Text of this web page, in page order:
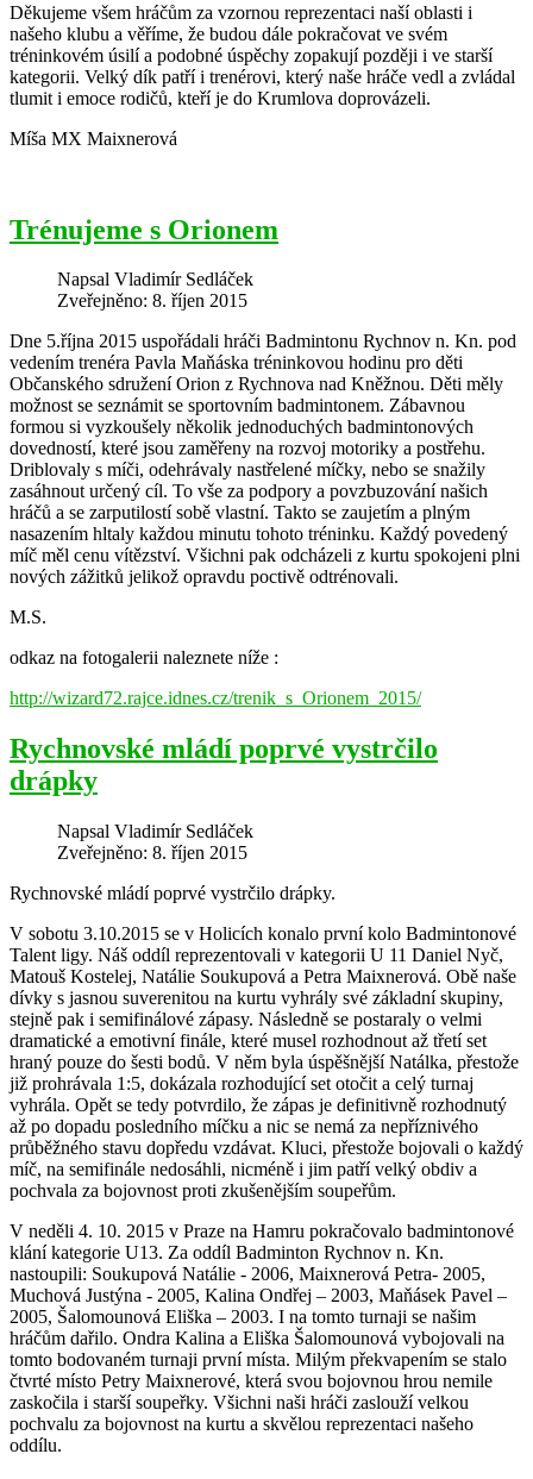
Děkujeme všem hráčům za vzornou reprezentaci naší oblasti i
našeho klubu a věříme, že budou dále pokračovat ve svém
tréninkovém úsilí a podobné úspěchy zopakují později i ve starší
kategorii. Velký dík patří i trenérovi, který naše hráče vedl a zvládal
tlumit i emoce rodičů, kteří je do Krumlova doprovázeli.
Míša MX Maixnerová
Trénujeme s Orionem
Napsal Vladimír Sedláček
Zveřejněno: 8. říjen 2015
Dne 5.října 2015 uspořádali hráči Badmintonu Rychnov n. Kn. pod
vedením trenéra Pavla Maňáska tréninkovou hodinu pro děti
Občanského sdružení Orion z Rychnova nad Kněžnou. Děti měly
možnost se seznámit se sportovním badmintonem. Zábavnou
formou si vyzkoušely několik jednoduchých badmintonových
dovedností, které jsou zaměřeny na rozvoj motoriky a postřehu.
Driblovaly s míči, odehrávaly nastřelené míčky, nebo se snažily
zasáhnout určený cíl. To vše za podpory a povzbuzování našich
hráčů a se zarputilostí sobě vlastní. Takto se zaujetím a plným
nasazením hltaly každou minutu tohoto tréninku. Každý povedený
míč měl cenu vítězství. Všichni pak odcházeli z kurtu spokojeni plni
nových zážitků jelikož opravdu poctivě odtrénovali.
M.S.
odkaz na fotogalerii naleznete níže :
http://wizard72.rajce.idnes.cz/trenik_s_Orionem_2015/
Rychnovské mládí poprvé vystrčilo
drápky
Napsal Vladimír Sedláček
Zveřejněno: 8. říjen 2015
Rychnovské mládí poprvé vystrčilo drápky.
V sobotu 3.10.2015 se v Holicích konalo první kolo Badmintonové
Talent ligy. Náš oddíl reprezentovali v kategorii U 11 Daniel Nyč,
Matouš Kostelej, Natálie Soukupová a Petra Maixnerová. Obě naše
dívky s jasnou suverenitou na kurtu vyhrály své základní skupiny,
stejně pak i semifinálové zápasy. Následně se postaraly o velmi
dramatické a emotivní finále, které musel rozhodnout až třetí set
hraný pouze do šesti bodů. V něm byla úspěšnější Natálka, přestože
již prohrávala 1:5, dokázala rozhodující set otočit a celý turnaj
vyhrála. Opět se tedy potvrdilo, že zápas je definitivně rozhodnutý
až po dopadu posledního míčku a nic se nemá za nepříznivého
průběžného stavu dopředu vzdávat. Kluci, přestože bojovali o každý
míč, na semifinále nedosáhli, nicméně i jim patří velký obdiv a
pochvala za bojovnost proti zkušenějším soupeřům.
V neděli 4. 10. 2015 v Praze na Hamru pokračovalo badmintonové
klání kategorie U13. Za oddíl Badminton Rychnov n. Kn.
nastoupili: Soukupová Natálie - 2006, Maixnerová Petra- 2005,
Muchová Justýna - 2005, Kalina Ondřej – 2003, Maňásek Pavel –
2005, Šalomounová Eliška – 2003. I na tomto turnaji se našim
hráčům dařilo. Ondra Kalina a Eliška Šalomounová vybojovali na
tomto bodovaném turnaji první místa. Milým překvapením se stalo
čtvrté místo Petry Maixnerové, která svou bojovnou hrou nemile
zaskočila i starší soupeřky. Všichni naši hráči zaslouží velkou
pochvalu za bojovnost na kurtu a skvělou reprezentaci našeho
oddílu.